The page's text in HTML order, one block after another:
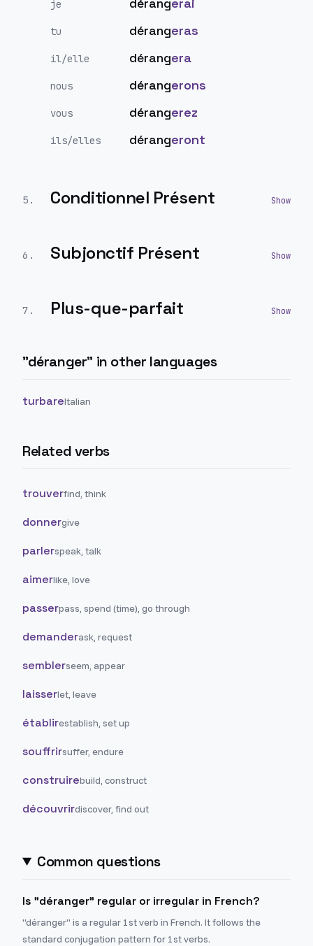
je
tu dérangeras
il/elle dérangera
nous dérangerons
vous dérangerez
ils/elles dérangeront
5 . Conditionnel Présent
6 . Subjonctif Présent
7 . Plus-que-parfait
"déranger" in other languages
turbareItalian
Related verbs
trouverfind, think
donnergive
parlerspeak, talk
aimerlike, love
passerpass, spend (time), go through
demanderask, request
semblerseem, appear
laisserlet, leave
établirestablish, set up
souffrirsuffer, endure
construirebuild, construct
découvrirdiscover, find out
Common questions
Is "déranger" regular or irregular in French?
"déranger" is a regular 1st verb in French. It follows the
standard conjugation pattern for 1st verbs.